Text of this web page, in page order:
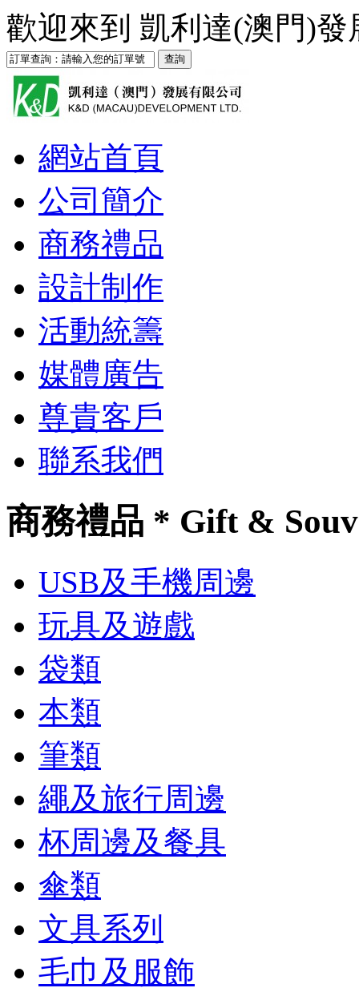
歡迎來到 凱利達(澳門)發
網站首頁
公司簡介
商務禮品
設計制作
活動統籌
媒體廣告
尊貴客戶
聯系我們
商務禮品 * Gift &
USB及手機周邊
玩具及遊戲
袋類
本類
筆類
繩及旅行周邊
杯周邊及餐具
傘類
文具系列
毛巾及服飾